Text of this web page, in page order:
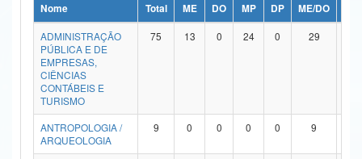
Ministério da Ciência, Tecnologia, Inovações e Comunicações
Ministério do Meio Ambiente
Ministério do Turismo
Ministério do Desenvolvimento Regional
Controladoria-Geral da União
Nome Total ME DO MP DP ME/DO
ADMINISTRAÇÃO
PÚBLICA E DE
EMPRESAS,
CIÊNCIAS
CONTÁBEIS E
TURISMO
75 13 0 24 0 29
ANTROPOLOGIA /
ARQUEOLOGIA
9 0 0 0 0 9